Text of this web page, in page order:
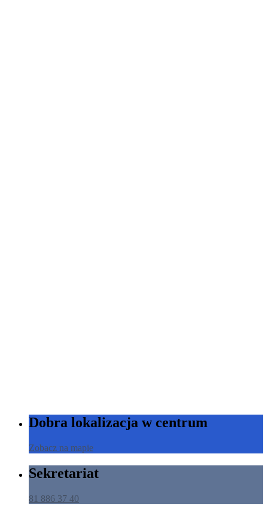
Dobra lokalizacja w centrum
Zobacz na mapie
Sekretariat
81 886 37 40